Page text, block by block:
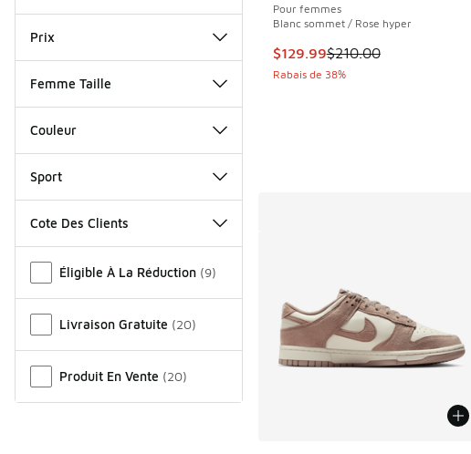
Prix
Femme Taille
Couleur
Sport
Cote Des Clients
Éligible À La Réduction (9)
Livraison Gratuite (20)
Produit En Vente (20)
Pour femmes
Blanc sommet / Rose hyper
Cet article est en solde. Le
$129.99$210.00
Rabais de 38%